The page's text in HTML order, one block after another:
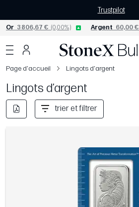
Trustpilot
Or 3 806,67 € (0,00%) Argent 60,00 €
Page d'accueil Lingots d'argent
Lingots d’argent
trier et filtrer